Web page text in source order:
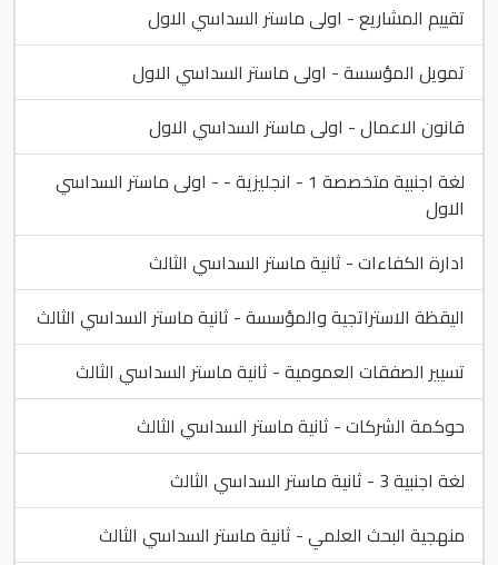
تقييم المشاريع - اولى ماستر السداسي الاول
تمويل المؤسسة - اولى ماستر السداسي الاول
قانون الاعمال - اولى ماستر السداسي الاول
لغة اجنبية متخصصة 1 - انجليزية - - اولى ماستر السداسي
الاول
ادارة الكفاءات - ثانية ماستر السداسي الثالث
اليقظة الاستراتجية والمؤسسة - ثانية ماستر السداسي الثالث
تسيير الصفقات العمومية - ثانية ماستر السداسي الثالث
حوكمة الشركات - ثانية ماستر السداسي الثالث
لغة اجنبية 3 - ثانية ماستر السداسي الثالث
منهجية البحث العلمي - ثانية ماستر السداسي الثالث